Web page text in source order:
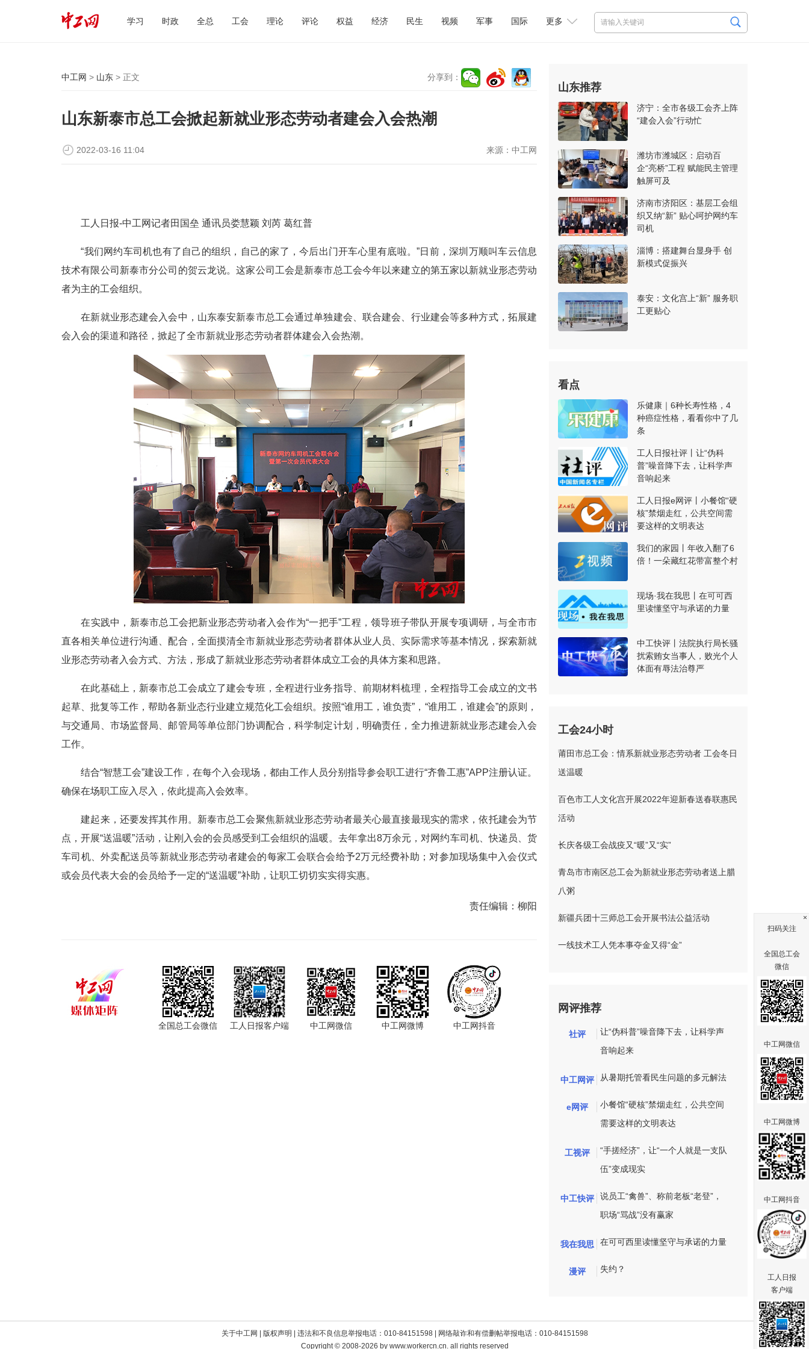
学习 时政 全总 工会 理论 评论 权益 经济 民生 视频 军事 国际 更多
中工网 > 山东 > 正文 分享到：
山东新泰市总工会掀起新就业形态劳动者建会入会热潮
来源： 中工网
2022-03-16 11:04
工人日报-中工网记者田国垒 通讯员娄慧颖 刘芮 葛红普
“我们网约车司机也有了自己的组织，自己的家了，今后出门开车心里有底啦。”日前，深圳万顺叫车云信息
技术有限公司新泰市分公司的贺云龙说。这家公司工会是新泰市总工会今年以来建立的第五家以新就业形态劳动
者为主的工会组织。
在新就业形态建会入会中，山东泰安新泰市总工会通过单独建会、联合建会、行业建会等多种方式，拓展建
会入会的渠道和路径，掀起了全市新就业形态劳动者群体建会入会热潮。
在实践中，新泰市总工会把新业形态劳动者入会作为“一把手”工程，领导班子带队开展专项调研，与全市市
直各相关单位进行沟通、配合，全面摸清全市新就业形态劳动者群体从业人员、实际需求等基本情况，探索新就
业形态劳动者入会方式、方法，形成了新就业形态劳动者群体成立工会的具体方案和思路。
在此基础上，新泰市总工会成立了建会专班，全程进行业务指导、前期材料梳理，全程指导工会成立的文书
起草、批复等工作，帮助各新业态行业建立规范化工会组织。按照“谁用工，谁负责”，“谁用工，谁建会”的原则，
与交通局、市场监督局、邮管局等单位部门协调配合，科学制定计划，明确责任，全力推进新就业形态建会入会
工作。
结合“智慧工会”建设工作，在每个入会现场，都由工作人员分别指导参会职工进行“齐鲁工惠”APP注册认证。
确保在场职工应入尽入，依此提高入会效率。
建起来，还要发挥其作用。新泰市总工会聚焦新就业形态劳动者最关心最直接最现实的需求，依托建会为节
点，开展“送温暖”活动，让刚入会的会员感受到工会组织的温暖。去年拿出8万余元，对网约车司机、快递员、货
车司机、外卖配送员等新就业形态劳动者建会的每家工会联合会给予2万元经费补助；对参加现场集中入会仪式
或会员代表大会的会员给予一定的“送温暖”补助，让职工切切实实得实惠。
责任编辑： 柳阳
全国总工会微信 工人日报客户端 中工网微信 中工网微博 中工网抖音
山东推荐
济宁：全市各级工会齐上阵
“建会入会”行动忙
潍坊市潍城区：启动百
企“亮桥”工程 赋能民主管理
触屏可及
济南市济阳区：基层工会组
织又纳“新” 贴心呵护网约车
司机
淄博：搭建舞台显身手 创
新模式促振兴
泰安：文化宫上“新” 服务职
工更贴心
看点
乐健康｜6种长寿性格，4
种癌症性格，看看你中了几
条
工人日报社评丨让“伪科
普”噪音降下去，让科学声
音响起来
工人日报e网评丨小餐馆“硬
核”禁烟走红，公共空间需
要这样的文明表达
我们的家园丨年收入翻了6
倍！一朵藏红花带富整个村
现场·我在我思丨在可可西
里读懂坚守与承诺的力量
中工快评丨法院执行局长骚
扰索贿女当事人，败光个人
体面有辱法治尊严
工会24小时
莆田市总工会：情系新就业形态劳动者 工会冬日
送温暖
百色市工人文化宫开展2022年迎新春送春联惠民
活动
长庆各级工会战疫又“暖”又“实”
青岛市市南区总工会为新就业形态劳动者送上腊
八粥
新疆兵团十三师总工会开展书法公益活动
一线技术工人凭本事夺金又得“金”
网评推荐
社评
让“伪科普”噪音降下去，让科学声
音响起来
中工网评 从暑期托管看民生问题的多元解法
e网评
小餐馆“硬核”禁烟走红，公共空间
需要这样的文明表达
工视评
“手搓经济”，让“一个人就是一支队
伍”变成现实
中工快评
说员工“禽兽”、称前老板“老登”，
职场“骂战”没有赢家
我在我思 在可可西里读懂坚守与承诺的力量
漫评 失约？
关于中工网 版权声明
| 违法和不良信息举报电话：010-84151598 | 网络敲诈和有偿删帖举报电话：010-84151598
Copyright © 2008-2026 by www.workercn.cn. all rights reserved
扫码关注
全国总工会
微信
中工网微信
中工网微博
中工网抖音
工人日报
客户端
×